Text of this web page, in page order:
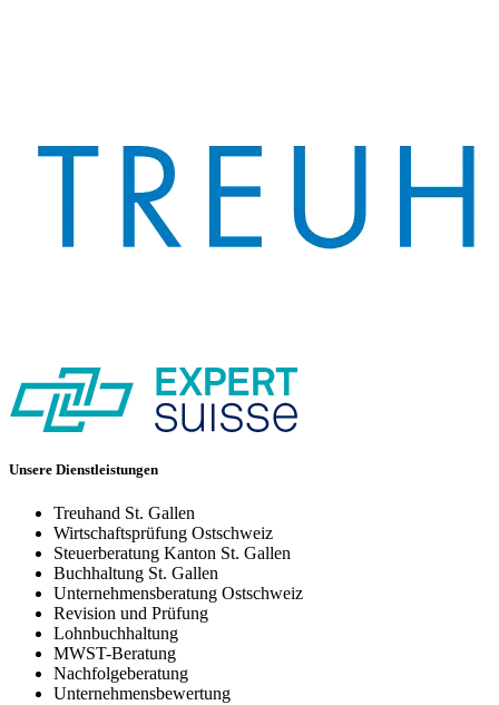
Unsere Dienstleistungen
Treuhand St. Gallen
Wirtschaftsprüfung Ostschweiz
Steuerberatung Kanton St. Gallen
Buchhaltung St. Gallen
Unternehmensberatung Ostschweiz
Revision und Prüfung
Lohnbuchhaltung
MWST-Beratung
Nachfolgeberatung
Unternehmensbewertung